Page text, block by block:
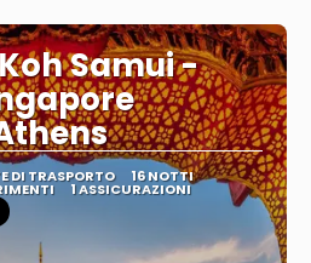
Samui -
DI TRASPORTO 16 NOTTI
1 ASSICURAZIONI